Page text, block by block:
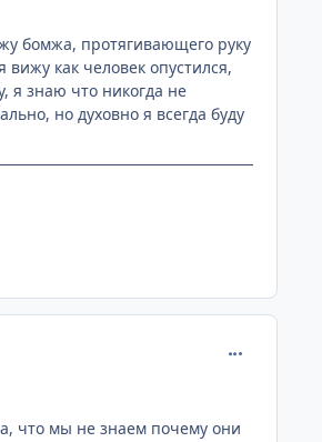
бомжа, протягивающего руку
как человек опустился,
я знаю что никогда не
но духовно я всегда буду
что мы не знаем почему они